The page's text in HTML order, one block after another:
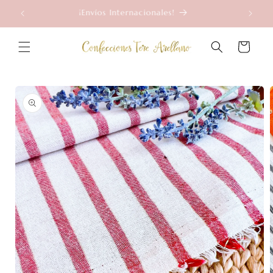
directamente
Compra Desde Medio Metro
Carrito
directamente
a la
información
del producto